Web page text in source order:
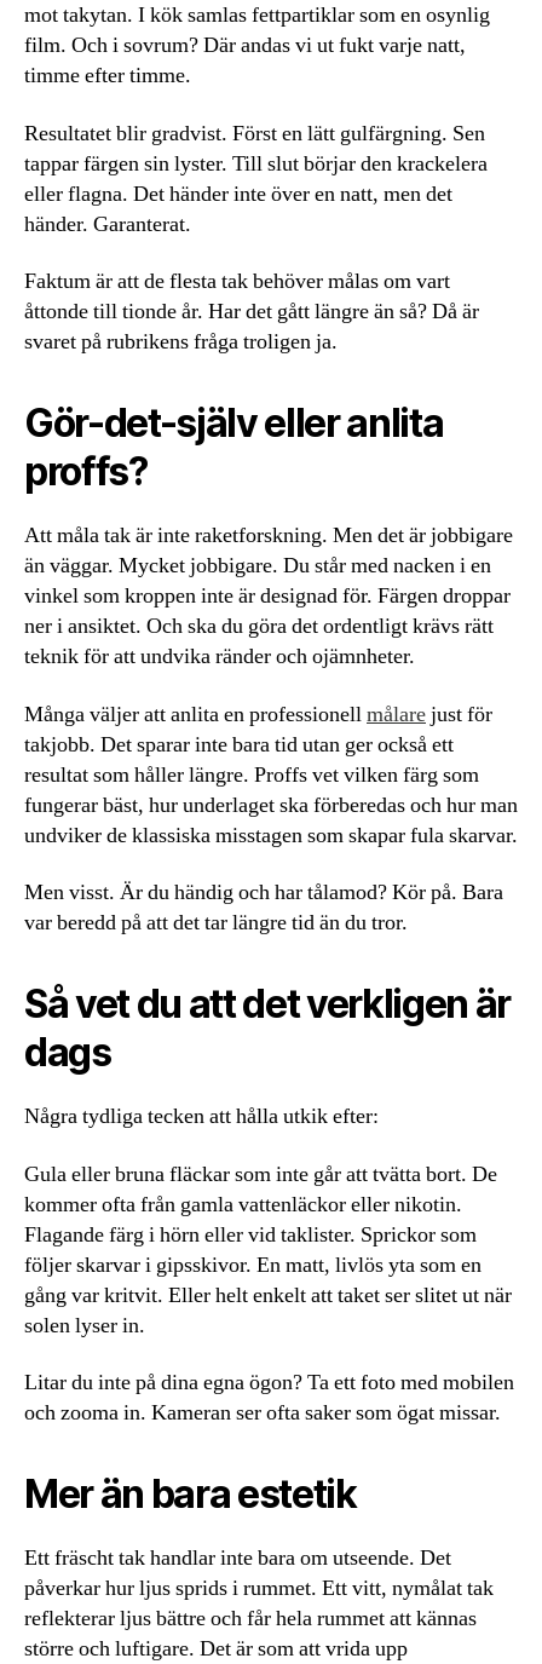
mot takytan. I kök samlas fettpartiklar som en osynlig
film. Och i sovrum? Där andas vi ut fukt varje natt,
timme efter timme.
Resultatet blir gradvist. Först en lätt gulfärgning. Sen
tappar färgen sin lyster. Till slut börjar den krackelera
eller flagna. Det händer inte över en natt, men det
händer. Garanterat.
Faktum är att de flesta tak behöver målas om vart
åttonde till tionde år. Har det gått längre än så? Då är
svaret på rubrikens fråga troligen ja.
Gör-det-själv eller anlita
proffs?
Att måla tak är inte raketforskning. Men det är jobbigare
än väggar. Mycket jobbigare. Du står med nacken i en
vinkel som kroppen inte är designad för. Färgen droppar
ner i ansiktet. Och ska du göra det ordentligt krävs rätt
teknik för att undvika ränder och ojämnheter.
Många väljer att anlita en professionellmålarejust för
takjobb. Det sparar inte bara tid utan ger också ett
resultat som håller längre. Proffs vet vilken färg som
fungerar bäst, hur underlaget ska förberedas och hur man
undviker de klassiska misstagen som skapar fula skarvar.
Men visst. Är du händig och har tålamod? Kör på. Bara
var beredd på att det tar längre tid än du tror.
Så vet du att det verkligen är
dags
Några tydliga tecken att hålla utkik efter:
Gula eller bruna fläckar som inte går att tvätta bort. De
kommer ofta från gamla vattenläckor eller nikotin.
Flagande färg i hörn eller vid taklister. Sprickor som
följer skarvar i gipsskivor. En matt, livlös yta som en
gång var kritvit. Eller helt enkelt att taket ser slitet ut när
solen lyser in.
Litar du inte på dina egna ögon? Ta ett foto med mobilen
och zooma in. Kameran ser ofta saker som ögat missar.
Mer än bara estetik
Ett fräscht tak handlar inte bara om utseende. Det
påverkar hur ljus sprids i rummet. Ett vitt, nymålat tak
reflekterar ljus bättre och får hela rummet att kännas
större och luftigare. Det är som att vrida upp